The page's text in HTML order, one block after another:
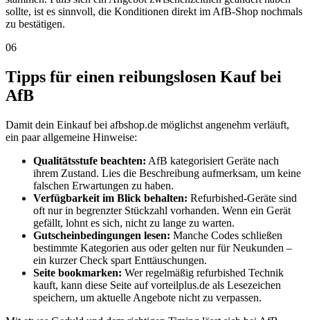
sollte, ist es sinnvoll, die Konditionen direkt im AfB-Shop nochmals
zu bestätigen.
06
Tipps für einen reibungslosen Kauf bei
AfB
Damit dein Einkauf bei afbshop.de möglichst angenehm verläuft,
ein paar allgemeine Hinweise:
Qualitätsstufe beachten: AfB kategorisiert Geräte nach
ihrem Zustand. Lies die Beschreibung aufmerksam, um keine
falschen Erwartungen zu haben.
Verfügbarkeit im Blick behalten: Refurbished-Geräte sind
oft nur in begrenzter Stückzahl vorhanden. Wenn ein Gerät
gefällt, lohnt es sich, nicht zu lange zu warten.
Gutscheinbedingungen lesen: Manche Codes schließen
bestimmte Kategorien aus oder gelten nur für Neukunden –
ein kurzer Check spart Enttäuschungen.
Seite bookmarken: Wer regelmäßig refurbished Technik
kauft, kann diese Seite auf vorteilplus.de als Lesezeichen
speichern, um aktuelle Angebote nicht zu verpassen.